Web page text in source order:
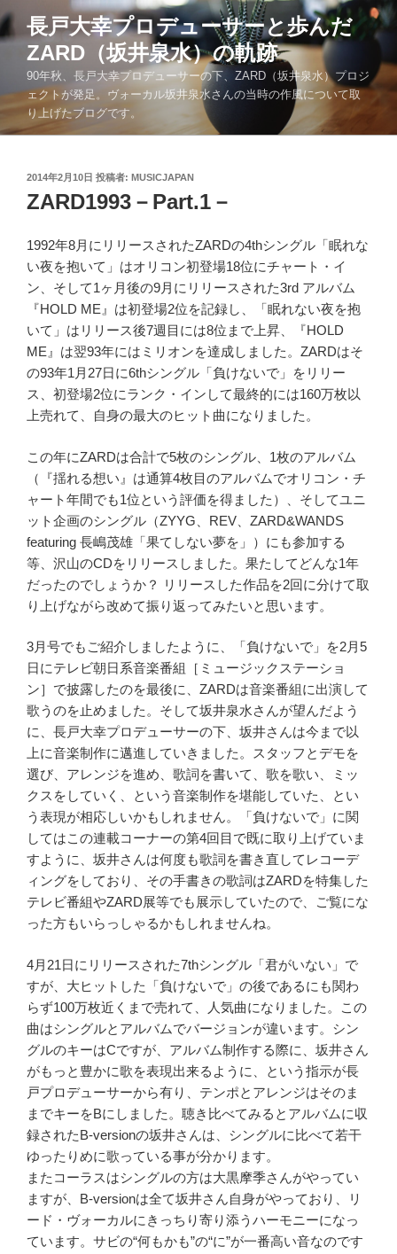
コ
ン
ツ
ス
長戸大幸プロデューサーと歩んだ
ZARD（坂井泉水）の軌跡
90年秋、長戸大幸プロデューサーの下、ZARD（坂井泉水）プロジ
ェクトが発足。ヴォーカル坂井泉水さんの当時の作風について取
り上げたブログです。
投
稿
日:
2014年2月10日 投稿者: MUSICJAPAN
ZARD1993－Part.1－
1992年8月にリリースされたZARDの4thシングル「眠れな
い夜を抱いて」はオリコン初登場18位にチャート・イ
ン、そして1ヶ月後の9月にリリースされた3rd アルバム
『HOLD ME』は初登場2位を記録し、「眠れない夜を抱
いて」はリリース後7週目には8位まで上昇、『HOLD
ME』は翌93年にはミリオンを達成しました。ZARDはそ
の93年1月27日に6thシングル「負けないで」をリリー
ス、初登場2位にランク・インして最終的には160万枚以
上売れて、自身の最大のヒット曲になりました。
この年にZARDは合計で5枚のシングル、1枚のアルバム
（『揺れる想い』は通算4枚目のアルバムでオリコン・チ
ャート年間でも1位という評価を得ました）、そしてユニ
ット企画のシングル（ZYYG、REV、ZARD&WANDS
featuring 長嶋茂雄「果てしない夢を」）にも参加する
等、沢山のCDをリリースしました。果たしてどんな1年
だったのでしょうか？ リリースした作品を2回に分けて取
り上げながら改めて振り返ってみたいと思います。
3月号でもご紹介しましたように、「負けないで」を2月5
日にテレビ朝日系音楽番組［ミュージックステーショ
ン］で披露したのを最後に、ZARDは音楽番組に出演して
歌うのを止めました。そして坂井泉水さんが望んだよう
に、長戸大幸プロデューサーの下、坂井さんは今まで以
上に音楽制作に邁進していきました。スタッフとデモを
選び、アレンジを進め、歌詞を書いて、歌を歌い、ミッ
クスをしていく、という音楽制作を堪能していた、とい
う表現が相応しいかもしれません。「負けないで」に関
してはこの連載コーナーの第4回目で既に取り上げていま
すように、坂井さんは何度も歌詞を書き直してレコーデ
ィングをしており、その手書きの歌詞はZARDを特集した
テレビ番組やZARD展等でも展示していたので、ご覧にな
った方もいらっしゃるかもしれませんね。
4月21日にリリースされた7thシングル「君がいない」で
すが、大ヒットした「負けないで」の後であるにも関わ
らず100万枚近くまで売れて、人気曲になりました。この
曲はシングルとアルバムでバージョンが違います。シン
グルのキーはCですが、アルバム制作する際に、坂井さん
がもっと豊かに歌を表現出来るように、という指示が長
戸プロデューサーから有り、テンポとアレンジはそのま
までキーをBにしました。聴き比べてみるとアルバムに収
録されたB-versionの坂井さんは、シングルに比べて若干
ゆったりめに歌っている事が分かります。
またコーラスはシングルの方は大黒摩季さんがやってい
ますが、B-versionは全て坂井さん自身がやっており、リ
ード・ヴォーカルにきっちり寄り添うハーモニーになっ
ています。サビの“何もかも”の“に”が一番高い音なのです